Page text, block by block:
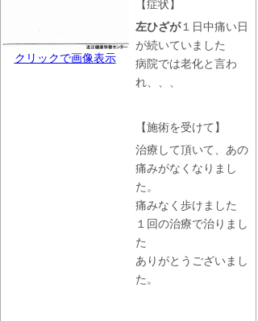
クリックで画像表示
【症状】
左ひざが１日中痛い日
が続いていました
病院では老化と言わ
れ、、、
【施術を受けて】
治療して頂いて、あの
痛みがなくなりまし
た。
痛みなく歩けました
１回の治療で治りまし
た
ありがとうございまし
た。